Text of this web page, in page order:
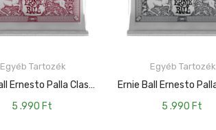
Egyéb Tartozék
Ernie Ball Ernesto Palla Classical Black&gold Ball End
5 .990 Ft
KOSÁRBA TESZEM
Egyéb Tartozék
5 .990 Ft
KOSÁRBA TESZEM